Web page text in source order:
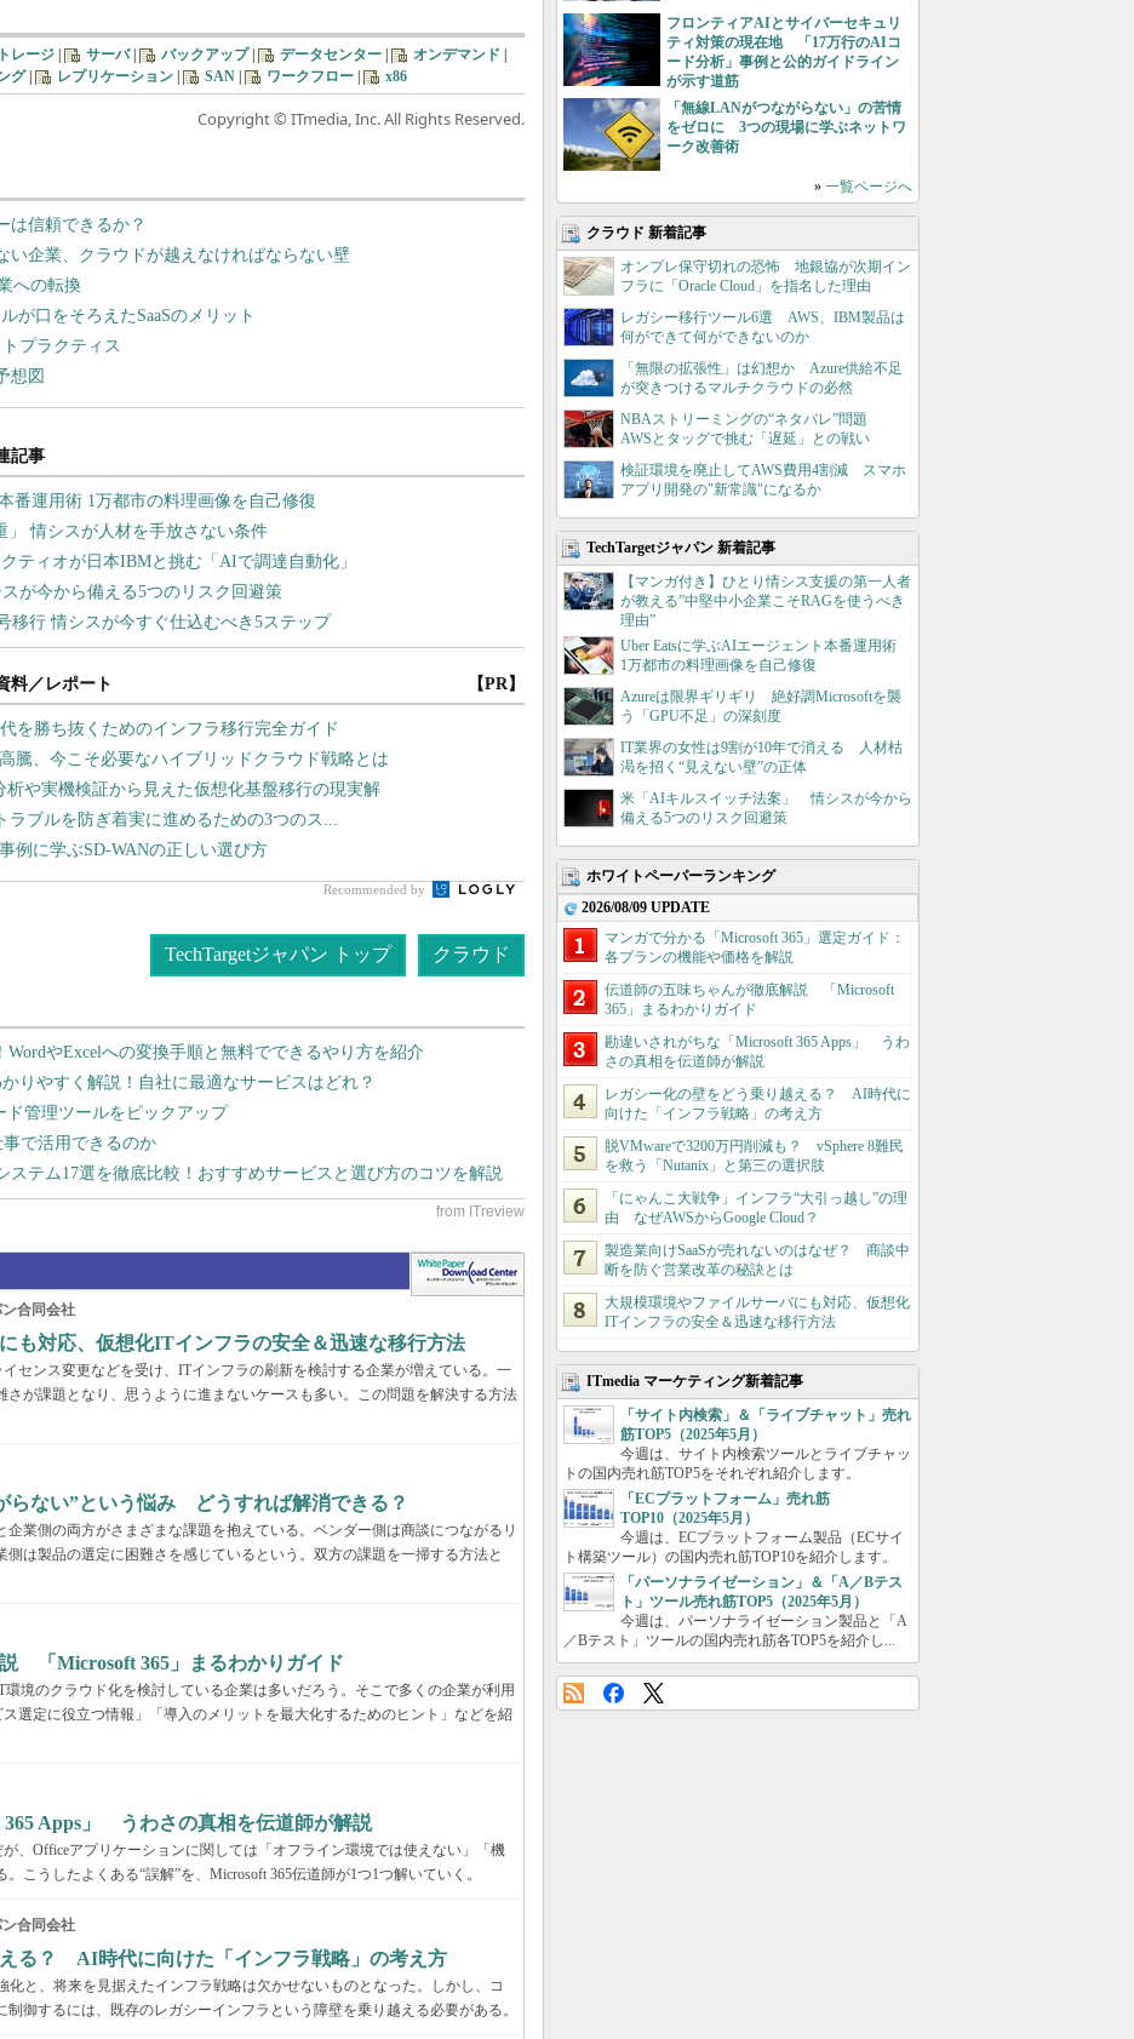
レージ サーバ| バックアップ| データセンター オンデマンド
グ| レプリケーション SAN ワークフロー x86
Copyright © ITmedia, Inc. All Rights Reserved.
は信頼できるか？
い企業、クラウドが越えなければならない壁
への転換
が口をそろえたSaaSのメリット
プラクティス
想図
料／レポート 【PR】
勝ち抜くためのインフラ移行完全ガイド
騰、今こそ必要なハイブリッドクラウド戦略とは
や実機検証から見えた仮想化基盤移行の現実解
ラブルを防ぎ着実に進めるための3つのス...
例に学ぶSD-WANの正しい選び方
Recommended by
TechTargetジャパン トップ クラウド
やExcelへの変換手順と無料でできるやり方を紹介
りやすく解説！自社に最適なサービスはどれ？
ド管理ツールをピックアップ
で活用できるのか
ステム17選を徹底比較！おすすめサービスと選び方のコツを解説
合同会社
も対応、仮想化ITインフラの安全＆迅速な移行方法
センス変更などを受け、ITインフラの刷新を検討する企業が増えている。一
が課題となり、思うように進まないケースも多い。この問題を解決する方法
らない”という悩み どうすれば解消できる？
企業側の両方がさまざまな課題を抱えている。ベンダー側は商談につながるリ
は製品の選定に困難さを感じているという。双方の課題を一掃する方法と
「Microsoft 365」まるわかりガイド
境のクラウド化を検討している企業は多いだろう。そこで多くの企業が利用
選定に役立つ情報」「導入のメリットを最大化するためのヒント」などを紹
Apps」 うわさの真相を伝道師が解説
、Officeアプリケーションに関しては「オフライン環境では使えない」「機
こうしたよくある“誤解”を、Microsoft 365伝道師が1つ1つ解いていく。
合同会社
る？ AI時代に向けた「インフラ戦略」の考え方
と、将来を見据えたインフラ戦略は欠かせないものとなった。しかし、コ
御するには、既存のレガシーインフラという障壁を乗り越える必要がある。
フロンティアAIとサイバーセキュリ
ティ対策の現在地 「17万行のAIコ
ード分析」事例と公的ガイドライン
が示す道筋
「無線LANがつながらない」の苦情
をゼロに 3つの現場に学ぶネットワ
ーク改善術
» 一覧ページへ
クラウド 新着記事
オンプレ保守切れの恐怖 地銀協が次期イン
フラに「Oracle Cloud」を指名した理由
レガシー移行ツール6選 AWS、IBM製品は
何ができて何ができないのか
「無限の拡張性」は幻想か Azure供給不足
が突きつけるマルチクラウドの必然
NBAストリーミングの“ネタバレ”問題
AWSとタッグで挑む「遅延」との戦い
検証環境を廃止してAWS費用4割減 スマホ
アプリ開発の"新常識"になるか
TechTargetジャパン 新着記事
【マンガ付き】ひとり情シス支援の第一人者
が教える”中堅中小企業こそRAGを使うべき
理由”
Uber Eatsに学ぶAIエージェント本番運用術
1万都市の料理画像を自己修復
Azureは限界ギリギリ 絶好調Microsoftを襲
う「GPU不足」の深刻度
IT業界の女性は9割が10年で消える 人材枯
渇を招く“見えない壁”の正体
米「AIキルスイッチ法案」 情シスが今から
備える5つのリスク回避策
ホワイトペーパーランキング
2026/08/09 UPDATE
マンガで分かる「Microsoft 365」選定ガイド：
各プランの機能や価格を解説
伝道師の五味ちゃんが徹底解説 「Microsoft
365」まるわかりガイド
勘違いされがちな「Microsoft 365 Apps」 うわ
さの真相を伝道師が解説
レガシー化の壁をどう乗り越える？ AI時代に
向けた「インフラ戦略」の考え方
脱VMwareで3200万円削減も？ vSphere 8難民
を救う「Nutanix」と第三の選択肢
「にゃんこ大戦争」インフラ“大引っ越し”の理
由 なぜAWSからGoogle Cloud？
製造業向けSaaSが売れないのはなぜ？ 商談中
断を防ぐ営業改革の秘訣とは
大規模環境やファイルサーバにも対応、仮想化
ITインフラの安全＆迅速な移行方法
ITmedia マーケティング新着記事
「サイト内検索」＆「ライブチャット」売れ
筋TOP5（2025年5月）
今週は、サイト内検索ツールとライブチャッ
トの国内売れ筋TOP5をそれぞれ紹介します。
「ECプラットフォーム」売れ筋
TOP10（2025年5月）
今週は、ECプラットフォーム製品（ECサイ
ト構築ツール）の国内売れ筋TOP10を紹介します。
「パーソナライゼーション」＆「A／Bテス
ト」ツール売れ筋TOP5（2025年5月）
今週は、パーソナライゼーション製品と「A
／Bテスト」ツールの国内売れ筋各TOP5を紹介し...